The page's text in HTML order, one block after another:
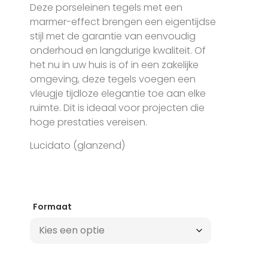
Deze porseleinen tegels met een
marmer-effect brengen een eigentijdse
stijl met de garantie van eenvoudig
onderhoud en langdurige kwaliteit. Of
het nu in uw huis is of in een zakelijke
omgeving, deze tegels voegen een
vleugje tijdloze elegantie toe aan elke
ruimte. Dit is ideaal voor projecten die
hoge prestaties vereisen.
Lucidato (glanzend)
Formaat